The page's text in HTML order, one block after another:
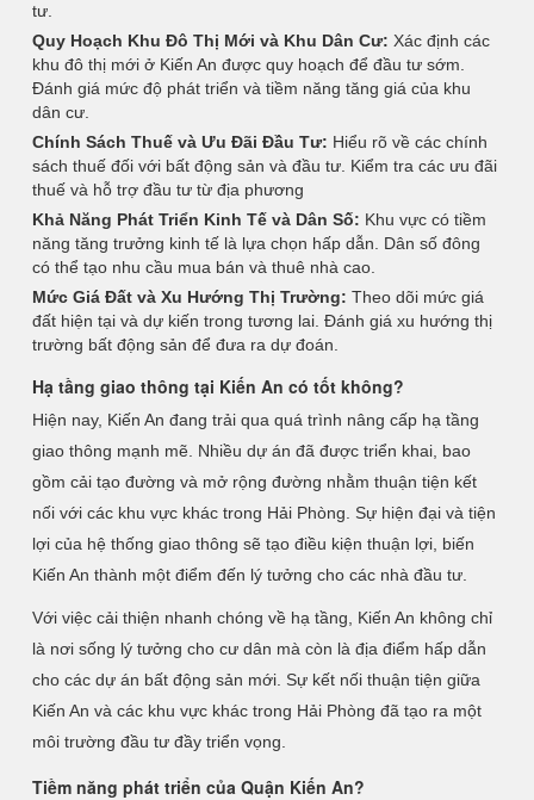
tư.
Quy Hoạch Khu Đô Thị Mới và Khu Dân Cư: Xác định các
khu đô thị mới ở Kiến An được quy hoạch để đầu tư sớm.
Đánh giá mức độ phát triển và tiềm năng tăng giá của khu
dân cư.
Chính Sách Thuế và Ưu Đãi Đầu Tư: Hiểu rõ về các chính
sách thuế đối với bất động sản và đầu tư. Kiểm tra các ưu đãi
thuế và hỗ trợ đầu tư từ địa phương
Khả Năng Phát Triển Kinh Tế và Dân Số: Khu vực có tiềm
năng tăng trưởng kinh tế là lựa chọn hấp dẫn. Dân số đông
có thể tạo nhu cầu mua bán và thuê nhà cao.
Mức Giá Đất và Xu Hướng Thị Trường: Theo dõi mức giá
đất hiện tại và dự kiến trong tương lai. Đánh giá xu hướng thị
trường bất động sản để đưa ra dự đoán.
Hạ tầng giao thông tại Kiến An có tốt không?
Hiện nay, Kiến An đang trải qua quá trình nâng cấp hạ tầng
giao thông mạnh mẽ. Nhiều dự án đã được triển khai, bao
gồm cải tạo đường và mở rộng đường nhằm thuận tiện kết
nối với các khu vực khác trong Hải Phòng. Sự hiện đại và tiện
lợi của hệ thống giao thông sẽ tạo điều kiện thuận lợi, biến
Kiến An thành một điểm đến lý tưởng cho các nhà đầu tư.
Với việc cải thiện nhanh chóng về hạ tầng, Kiến An không chỉ
là nơi sống lý tưởng cho cư dân mà còn là địa điểm hấp dẫn
cho các dự án bất động sản mới. Sự kết nối thuận tiện giữa
Kiến An và các khu vực khác trong Hải Phòng đã tạo ra một
môi trường đầu tư đầy triển vọng.
Tiềm năng phát triển của Quận Kiến An?